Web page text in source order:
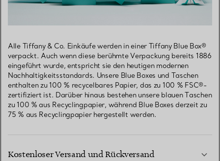
Alle Tiffany & Co. Einkäufe werden in einer Tiffany Blue Box®
verpackt. Auch wenn diese berühmte Verpackung bereits 1886
eingeführt wurde, entspricht sie den heutigen modernen
Nachhaltigkeitsstandards. Unsere Blue Boxes und Taschen
enthalten zu 100 % recycelbares Papier, das zu 100 % FSC®-
zertifiziert ist. Darüber hinaus bestehen unsere blauen Taschen
zu 100 % aus Recyclingpapier, während Blue Boxes derzeit zu
75 % aus Recyclingpapier hergestellt werden.
Kostenloser Versand und Rückversand